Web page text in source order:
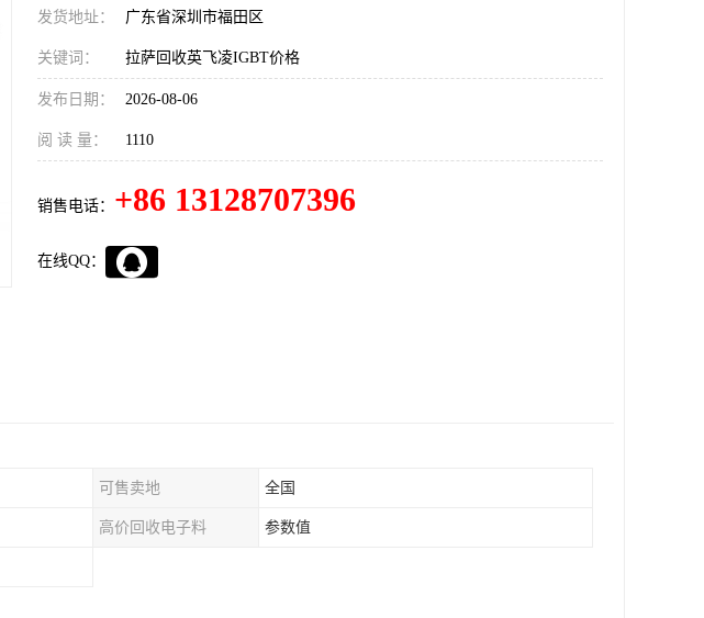
发货地址： 广东省深圳市福田区
关键词： 拉萨回收英飞凌IGBT价格
发布日期： 2026-08-06
阅 读 量： 1110
销售电话： +86 13128707396
在线QQ：
可售卖地 全国
高价回收电子料 参数值